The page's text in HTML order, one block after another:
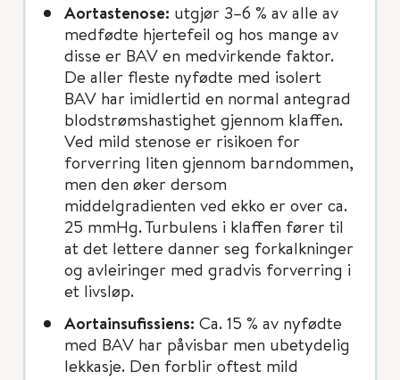
Aortastenose: utgjør 3–6 % av alle av
medfødte hjertefeil og hos mange av
disse er BAV en medvirkende faktor.
De aller fleste nyfødte med isolert
BAV har imidlertid en normal antegrad
blodstrømshastighet gjennom klaffen.
Ved mild stenose er risikoen for
forverring liten gjennom barndommen,
men den øker dersom
middelgradienten ved ekko er over ca.
25 mmHg. Turbulens i klaffen fører til
at det lettere danner seg forkalkninger
og avleiringer med gradvis forverring i
et livsløp.
Aortainsufissiens: Ca. 15 % av nyfødte
med BAV har påvisbar men ubetydelig
lekkasje. Den forblir oftest mild